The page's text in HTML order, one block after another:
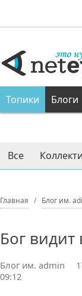
Топики Блоги
Все
Главная Блог им.
Бог видит
Блог им. admin
09:12